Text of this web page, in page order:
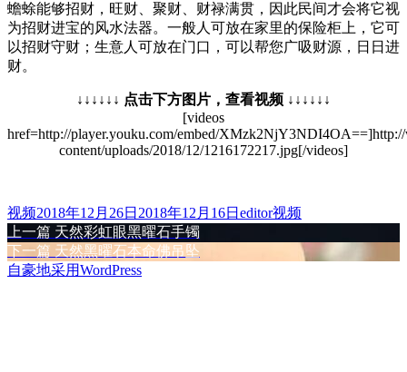
蟾蜍能够招财，旺财、聚财、财禄满贯，因此民间才会将它视
为招财进宝的风水法器。一般人可放在家里的保险柜上，它可
以招财守财；生意人可放在门口，可以帮您广吸财源，日日进
财。
↓↓↓↓↓↓ 点击下方图片，查看视频 ↓↓↓↓↓↓
[videos
href=http://player.youku.com/embed/
content/uploads/2018/12/1216172217.jpg[/videos]
格
式
视频发
布
于
2018年12月26日 2018年12月16日 作
editor分
视频
文
章
上一篇 上
篇
文
天然彩虹眼黑曜石手镯
下一篇 下
篇
天然黑曜石本命佛吊坠
自豪地采用WordPress